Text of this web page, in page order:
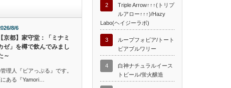
8/6
【京都】家守堂：「ミナミ
ゼ」を樽で飲んでみまし
～
理人『ビアっぷる』です。
ある『Yamori…
2
Triple Arrow↑↑↑(トリプ
ルアロー↑↑↑)/Hazy
Labo(ヘイジーラボ)
3
ループフォビア/トート
ピアブルワリー
4
白神ナチュラルイース
トビール/蛍火醸造